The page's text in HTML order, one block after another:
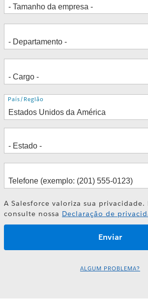
Endereço
País/Região
A Salesforce valoriza sua privacidade.
consulte nossa Declaração de
ALGUM PROBLEMA?